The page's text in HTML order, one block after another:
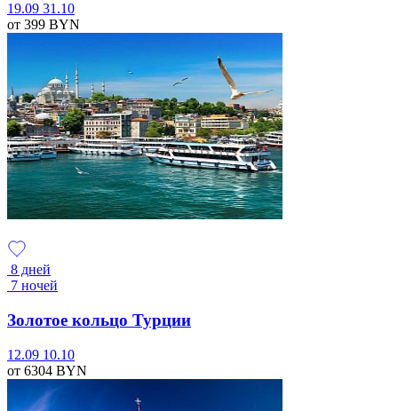
19.09 31.10
от 399 BYN
8 дней
7 ночей
Золотое кольцо Турции
12.09 10.10
от 6304 BYN